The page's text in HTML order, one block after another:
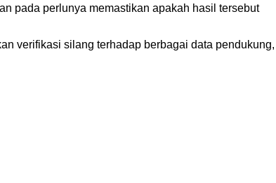
pada perlunya memastikan apakah hasil tersebut
verifikasi silang terhadap berbagai data pendukung,